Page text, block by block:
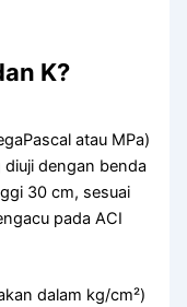
K?
atau MPa)
dengan benda
30 cm, sesuai
pada ACI
dalam kg/cm²)